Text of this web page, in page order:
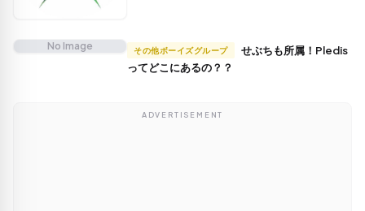
No Image その他ボーイズグループ
ってどこにあるの？？
ADVERTISEMENT